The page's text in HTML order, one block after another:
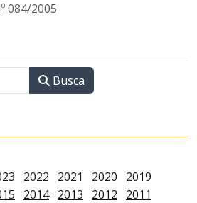
084/2005
Busca
2022 2021 2020
2019
2014 2013 2012
2011